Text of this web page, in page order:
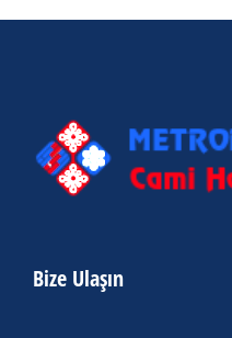
Bize Ulaşın